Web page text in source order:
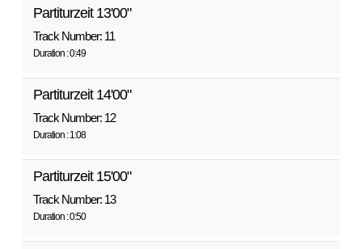
Partiturzeit 13'00"
Track Number: 11
Duration : 0:49
Partiturzeit 14'00"
Track Number: 12
Duration : 1:08
Partiturzeit 15'00"
Track Number: 13
Duration : 0:50